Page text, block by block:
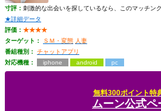
寸評： 刺激的な出会いを探しているなら、このマッチン
★詳細データ
評価： ★★★★
ターゲット：
ＳＭ・変態 人妻
番組種別：
チャットアプリ
対応機種：
iphone android pc
無料300ポイント特
ムーン公式ペ